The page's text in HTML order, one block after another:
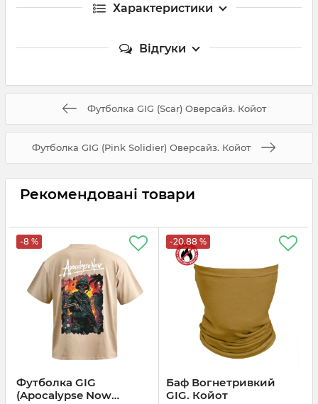
Характеристики
Відгуки
Футболка GIG (Scar) Оверсайз. Койот
Футболка GIG (Pink Solidier) Оверсайз. Койот
Рекомендовані товари
-8 %
Футболка GIG
(Apocalypse Now
-20.88 %
Баф Вогнетривкий
GIG. Койот